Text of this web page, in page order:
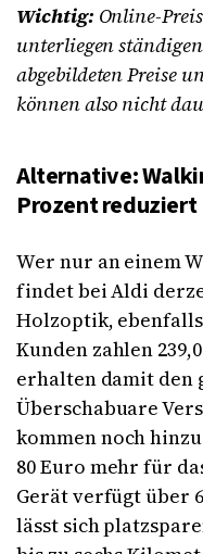
Wichtig: Online-
unterliegen
abgebildeten Preise
können also nicht
Alternative:
Prozent reduziert
Wer nur an einem
findet bei Aldi
Holzoptik,
Kunden zahlen
erhalten damit den
Überschabuare
kommen noch
80 Euro mehr für
Gerät verfügt über
lässt sich